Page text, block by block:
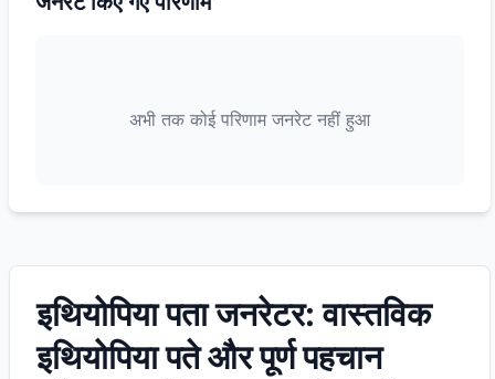
अभी तक कोई परिणाम जनरेट नहीं हुआ
इथियोपिया पता जनरेटर: वास्तविक
इथियोपिया पते और पूर्ण पहचान